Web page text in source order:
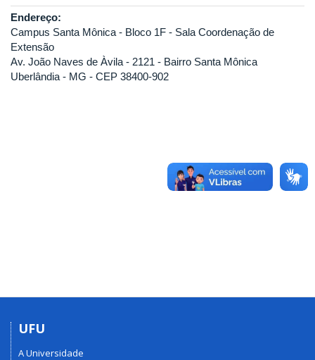
Endereço:
Campus Santa Mônica - Bloco 1F - Sala Coordenação de
Extensão
Av. João Naves de Àvila - 2121 - Bairro Santa Mônica
Uberlândia - MG - CEP 38400-902
UFU
A Universidade